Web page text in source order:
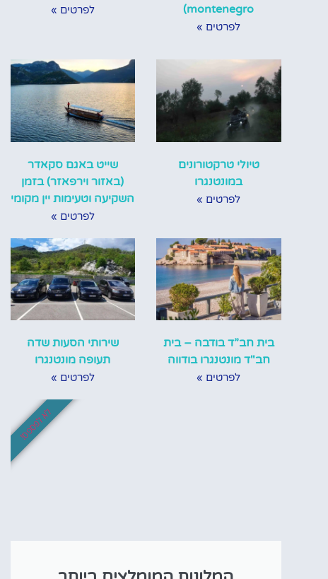
montenegro)
לפרטים »
לפרטים »
טיולי טרקטורונים
במונטנגרו
לפרטים »
שייט באגם סקאדר
(באזור וירפאזר) בזמן
השקיעה וטעימות יין מקומי
לפרטים »
בית חב”ד בודבה – בית
חב"ד מונטנגרו בודווה
לפרטים »
שירותי הסעות שדה
תעופה מונטנגרו
לפרטים »
לא לפספס!